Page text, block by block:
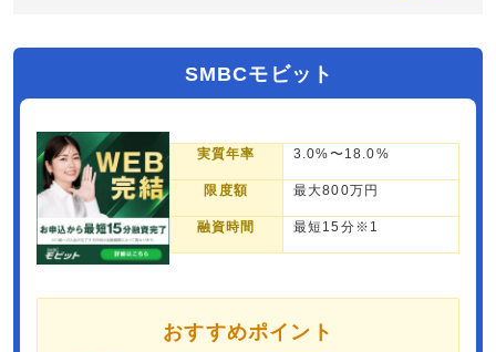
SMBCモビット
実質年率 3.0%〜18.0%
限度額 最大800万円
融資時間 最短15分※1
おすすめポイント